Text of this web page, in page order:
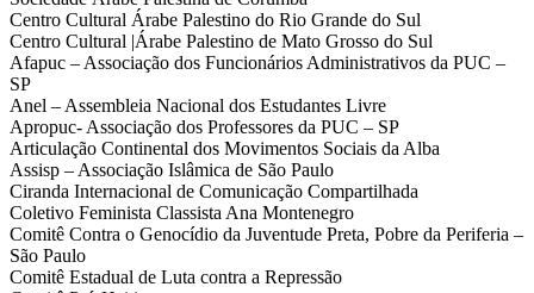
Centro Cultural Árabe Palestino do Rio Grande do Sul
Centro Cultural |Árabe Palestino de Mato Grosso do Sul
Afapuc – Associação dos Funcionários Administrativos da PUC –
SP
Anel – Assembleia Nacional dos Estudantes Livre
Apropuc- Associação dos Professores da PUC – SP
Articulação Continental dos Movimentos Sociais da Alba
Assisp – Associação Islâmica de São Paulo
Ciranda Internacional de Comunicação Compartilhada
Coletivo Feminista Classista Ana Montenegro
Comitê Contra o Genocídio da Juventude Preta, Pobre da Periferia –
São Paulo
Comitê Estadual de Luta contra a Repressão